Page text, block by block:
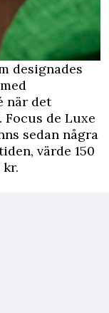
designades
när det
Focus de Luxe
sedan några
värde 150